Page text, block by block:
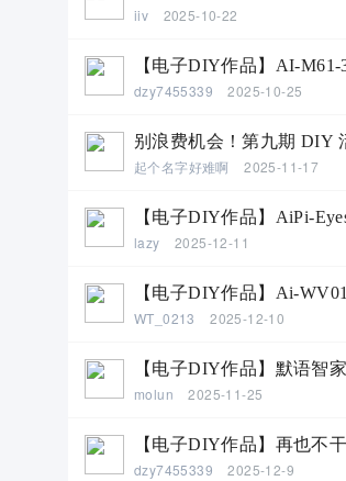
iiv
2025-10-22
【电子DIY作品】AI-M61-
dzy7455339
2025-10-25
别浪费机会！第九期 DIY
起个名字好难啊
2025-11-17
【电子DIY作品】AiPi-
lazy
2025-12-11
【电子DIY作品】Ai-
WT_0213
2025-12-10
【电子DIY作品】默语智
molun
2025-11-25
【电子DIY作品】再也不
dzy7455339
2025-12-9